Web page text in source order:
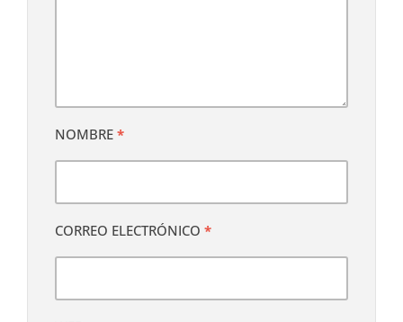
NOMBRE *
CORREO ELECTRÓNICO *